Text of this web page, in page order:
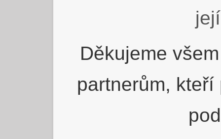
Děkujeme
partnerům,